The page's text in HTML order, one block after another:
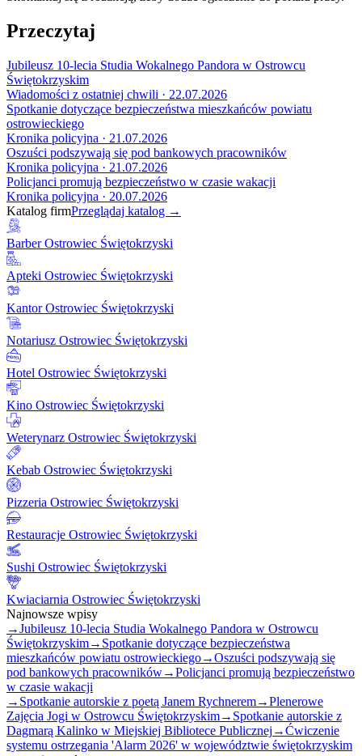
Przeczytaj
Jubileusz 10-lecia Studia Wokalnego Pandora w Ostrowcu
Świętokrzyskim
Wiadomości z ostatniej chwili · 22.07.2026
Spotkanie dotyczące bezpieczeństwa mieszkańców powiatu
ostrowieckiego
Kronika policyjna · 21.07.2026
Oszuści podszywają się pod bankowych pracowników
Kronika policyjna · 21.07.2026
Policjanci promują bezpieczeństwo w czasie wakacji
Kronika policyjna · 20.07.2026
Katalog firmPrzeglądaj katalog →
Barber Ostrowiec Świętokrzyski
Apteki Ostrowiec Świętokrzyski
Kantor Ostrowiec Świętokrzyski
Notariusz Ostrowiec Świętokrzyski
Hotel Ostrowiec Świętokrzyski
Kino Ostrowiec Świętokrzyski
Weterynarz Ostrowiec Świętokrzyski
Kebab Ostrowiec Świętokrzyski
Pizzeria Ostrowiec Świętokrzyski
Restauracje Ostrowiec Świętokrzyski
Sushi Ostrowiec Świętokrzyski
Kwiaciarnia Ostrowiec Świętokrzyski
Najnowsze wpisy
→Jubileusz 10-lecia Studia Wokalnego Pandora w Ostrowcu
Świętokrzyskim→ Spotkanie dotyczące bezpieczeństwa
mieszkańców powiatu ostrowieckiego→Oszuści podszywają się
pod bankowych pracowników→Policjanci promują bezpieczeństwo
w czasie wakacji
→ Spotkanie autorskie z poetą Janem Rychnerem→Plenerowe
Zajęcia Jogi w Ostrowcu Świętokrzyskim→ Spotkanie autorskie z
Dagmarą Kalinko w Miejskiej Bibliotece Publicznej →Ćwiczenie
systemu ostrzegania 'Alarm 2026' w województwie świętokrzyskim